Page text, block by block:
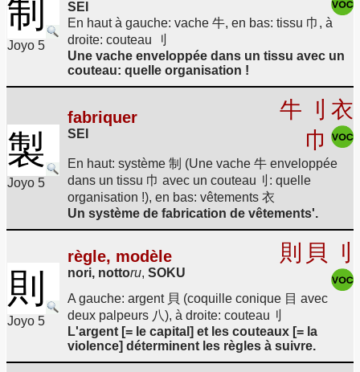
制
Joyo 5
SEI
En haut à gauche: vache 牛, en bas: tissu 巾, à
droite: couteau 刂
Une vache enveloppée dans un tissu avec un
couteau: quelle organisation !
製
Joyo 5
fabriquer
SEI
牛 刂 衣
巾
En haut: système 制 (Une vache 牛 enveloppée
dans un tissu 巾 avec un couteau刂: quelle
organisation !), en bas: vêtements 衣
Un système de fabrication de vêtements'.
則
Joyo 5
règle, modèle
nori, nottoru, SOKU
則 貝 刂
A gauche: argent 貝 (coquille conique 目 avec
deux palpeurs 八), à droite: couteau刂
L'argent [= le capital] et les couteaux [= la
violence] déterminent les règles à suivre.